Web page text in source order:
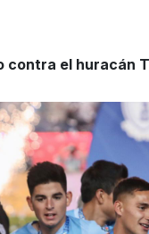
contra el huracán